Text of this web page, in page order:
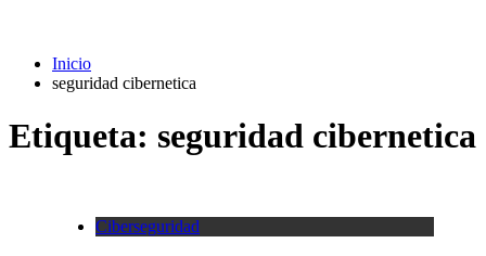
Inicio
seguridad cibernetica
Etiqueta: seguridad cibernetica
Ciberseguridad